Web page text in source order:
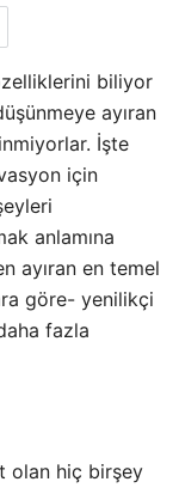
biliyor
ayıran
İşte
için
anlamına
ayıran en temel
göre- yenilikçi
fazla
olan hiç birşey